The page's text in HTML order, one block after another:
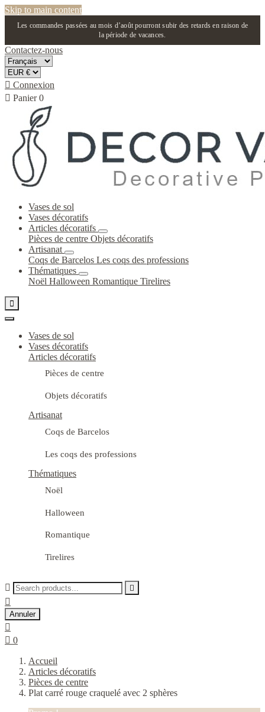
Skip to main content
Les commandes passées au mois d’août pourront subir des retards en raison de
la période de vacances.
Contactez-nous
 Connexion
 Panier 0
Vases de sol
Vases décoratifs
Articles décoratifs
Pièces de centre Objets décoratifs
Artisanat
Coqs de Barcelos Les coqs des professions
Thématiques
Noël Halloween Romantique Tirelires

Vases de sol
Vases décoratifs
Articles décoratifs
Pièces de centre
Objets décoratifs
Artisanat
Coqs de Barcelos
Les coqs des professions
Thématiques
Noël
Halloween
Romantique
Tirelires
 

Annuler

 0
Accueil
Articles décoratifs
Pièces de centre
Plat carré rouge craquelé avec 2 sphères